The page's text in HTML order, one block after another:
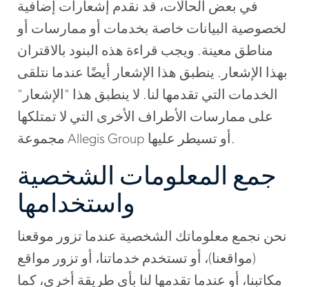
في بعض الحالات، قد نقدم إشعارات إضافية
لخصوصية البيانات خاصة بخدمات أو ممارسات أو
مناطق معينة. ويجب قراءة هذه البنود بالاقتران
بهذا الإشعار. ينطبق هذا الإشعار أيضًا عندما نتلقى
الخدمات التي تقدمها لنا. لا ينطبق هذا "الإشعار"
على ممارسات الأطراف الأخرى التي لا تمتلكها
مجموعة Allegis Group أو تسيطر عليها.
جمع المعلومات الشخصية
واستخدامها
نحن نجمع معلوماتك الشخصية عندما تزور موقعنا
(مواقعنا)، أو تستخدم خدماتنا، أو تزور مواقع
مكاتبنا، أو عندما تقدمها لنا بأي طريقة أخرى، كما